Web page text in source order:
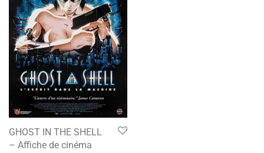
GHOST IN THE SHELL
– Affiche de cinéma